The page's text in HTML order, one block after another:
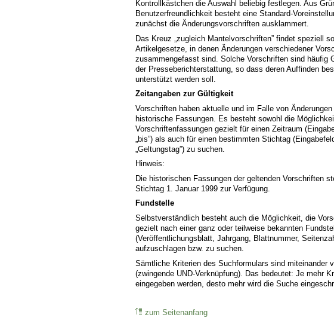
Kontrollkästchen die Auswahl beliebig festlegen. Aus
Benutzerfreundlichkeit besteht eine Standard-
zunächst die Änderungsvorschriften ausklammert.
Das Kreuz „zugleich Mantelvorschriften” findet speziell
Artikelgesetze, in denen Änderungen verschiedener
zusammengefasst sind. Solche Vorschriften sind häufig
der Presseberichterstattung, so dass deren Auffinden
unterstützt werden soll.
Zeitangaben zur Gültigkeit
Vorschriften haben aktuelle und im Falle von Änderungen
historische Fassungen. Es besteht sowohl die
Vorschriftenfassungen gezielt für einen Zeitraum
„bis”) als auch für einen bestimmten Stichtag
„Geltungstag”) zu suchen.
Hinweis:
Die historischen Fassungen der geltenden Vorschriften
Stichtag 1. Januar 1999 zur Verfügung.
Fundstelle
Selbstverständlich besteht auch die Möglichkeit, die
gezielt nach einer ganz oder teilweise bekannten
(Veröffentlichungsblatt, Jahrgang, Blattnummer,
aufzuschlagen bzw. zu suchen.
Sämtliche Kriterien des Suchformulars sind miteinander
(zwingende UND-Verknüpfung). Das bedeutet: Je mehr
eingegeben werden, desto mehr wird die Suche
zum Seitenanfang